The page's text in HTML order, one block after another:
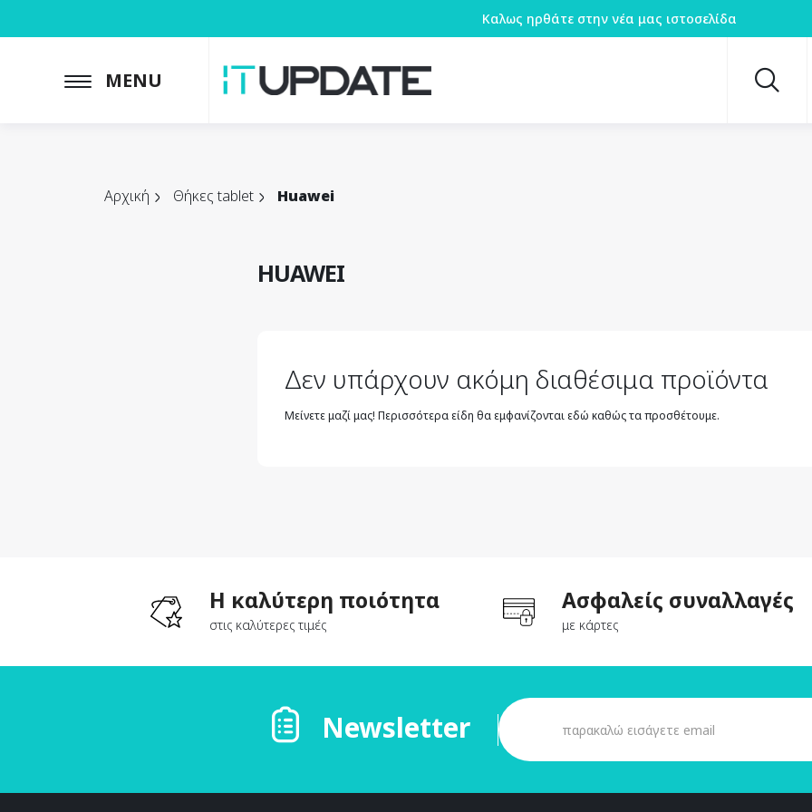
Καλως ηρθάτε στην νέα μας ιστοσελίδα
MENU
Αρχική Θήκες tablet Huawei
HUAWEI
Δεν υπάρχουν ακόμη διαθέσιμα προϊόντα
Μείνετε μαζί μας! Περισσότερα είδη θα εμφανίζονται εδώ καθώς τα προσθέτουμε.
Η καλύτερη ποιότητα
στις καλύτερες τιμές
Ασφαλείς συναλλαγές
με κάρτες
Newsletter